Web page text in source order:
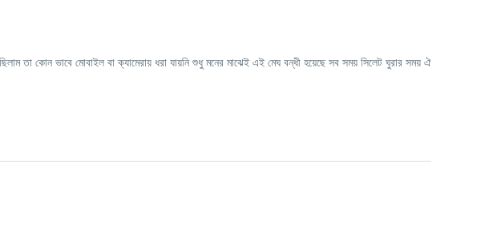
তা কোন ভাবে মোবাইল বা ক্যামেরায় ধরা যায়নি শুধু মনের মাঝেই এই মেঘ বন্ধী হয়েছে সব সময় সিলেট ঘুরার সময় ঐ